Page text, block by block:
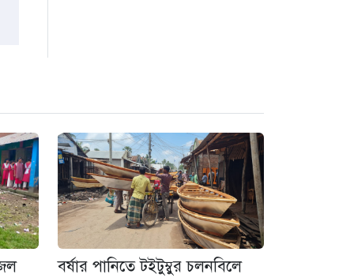
৩ সপ্তাহ আগে
বর্ষার পানিতে টইটুম্বুর চলনবিলে